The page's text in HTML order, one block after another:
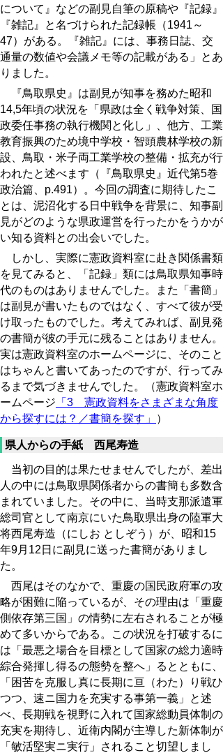
について』などの副見自筆の原稿や『記録』
『雑記』と名づけられた記録帳（1941～
47）がある。『雑記』には、事務日誌、交
通量の数値や会議メモ等の記載がある」とあ
りました。
『鳥取県史』は副見が知事を務めた昭和
14,5年頃の状況を「県政は全く戦争対策、国
政委任事務の執行機関と化し」、他方、工業
教育振興のため境中学校・智頭農林学校の新
設、鳥取・米子両工業学校の整備・拡充が行
われたと述べます（『鳥取県史』近代第5巻
政治篇、p.491）。今回の調査に期待したこ
とは、泥沼化する日中戦争を背景に、知事副
見がどのような県政運営を行ったかをうかが
い知る資料との出会いでした。
しかし、実際に憲政資料室に赴き関係書類
を見てみると、「記録」類には鳥取県知事時
代のものはありませんでした。また「書簡」
は副見が書いたものではなく、すべて彼が受
け取ったものでした。考えてみれば、副見発
の書簡が彼の手元に残ることはありません。
実は憲政資料室のホームページに、そのこと
はちゃんと書いてあったのですが、行ってみ
るまで気づきませんでした。（憲政資料室ホ
ームページ 「3 憲政資料をさまざまな角度
から探すには？／書簡を探す」
）
県人からの手紙 西尾寿造
当初の目的は果たせませんでしたが、差出
人の中には鳥取県関係者からの書簡も多数含
まれていました。その中に、当時支那派遣軍
総司官として南京にいた鳥取県出身の陸軍大
将西尾寿造（にしお としぞう）が、昭和15
年9月12日に副見に送った書簡がありまし
た。
西尾はそのなかで、重慶の国民政府軍の攻
略が困難に陥っているが、その理由は「重慶
側依存第三国」の情勢に左右されることが極
めて多いからである。この状況を打破するに
は「最悪之場合を目標として国家の総力適時
綜合発揮し得るの態勢を整へ」るとともに、
「困苦を克服し真に長期に亘（わた）り戦ひ
つつ、速ニ国力を充実する事第一義」と述
べ、長期戦を視野に入れて国家総動員体制の
充実を期待し、近衛内閣が主導した新体制が
「敏活堅実ニ実行」されること切望しまし